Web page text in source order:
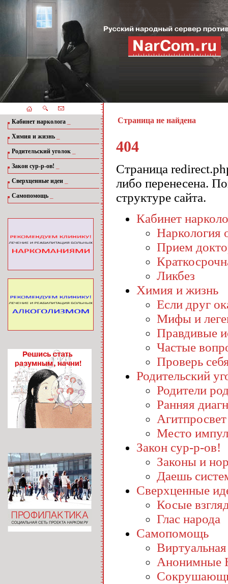
Кабинет нарколога
Химия и жизнь
Родительский уголок
Закон сур-р-ов!
Сверхценные идеи
Самопомощь
Страница не найдена
404
Страница
либо перенесена.
структуре сайта.
Кабинет
Наркология
Прием
Ликбез
Химия и жизнь
Если друг
Мифы и
Правдивые
Частые
Проверь
Родительский
Родители
Ранняя
Агитпросвет
Место
Закон сур-р-ов!
Законы и
Даешь
Сверхценные
Косые
Глас народа
Самопомощь
Анонимные